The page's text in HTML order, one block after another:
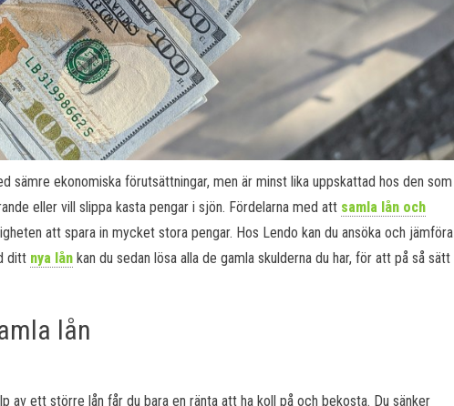
sämre ekonomiska förutsättningar, men är minst lika uppskattad hos den som
eller vill slippa kasta pengar i sjön. Fördelarna med att samla lån och
att spara in mycket stora pengar. Hos Lendo kan du ansöka och jämföra
ditt nya lån kan du sedan lösa alla de gamla skulderna du har, för att på så sätt
lån
av ett större lån får du bara en ränta att ha koll på och bekosta. Du sänker